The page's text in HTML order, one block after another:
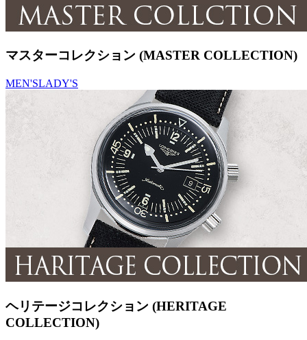
マスターコレクション (MASTER COLLECTION)
MEN'SLADY'S
ヘリテージコレクション (HERITAGE
COLLECTION)